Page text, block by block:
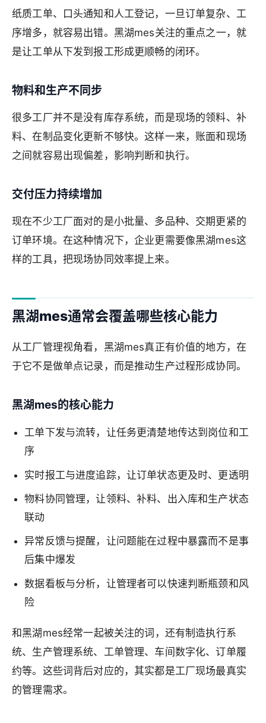
纸质工单、口头通知和人工登记，一旦订单复杂、工
序增多，就容易出错。黑湖mes关注的重点之一，就
是让工单从下发到报工形成更顺畅的闭环。
物料和生产不同步
很多工厂并不是没有库存系统，而是现场的领料、补
料、在制品变化更新不够快。这样一来，账面和现场
之间就容易出现偏差，影响判断和执行。
交付压力持续增加
现在不少工厂面对的是小批量、多品种、交期更紧的
订单环境。在这种情况下，企业更需要像黑湖mes这
样的工具，把现场协同效率提上来。
黑湖mes通常会覆盖哪些核心能力
从工厂管理视角看，黑湖mes真正有价值的地方，在
于它不是做单点记录，而是推动生产过程形成协同。
黑湖mes的核心能力
工单下发与流转，让任务更清楚地传达到岗位和工
序
实时报工与进度追踪，让订单状态更及时、更透明
物料协同管理，让领料、补料、出入库和生产状态
联动
异常反馈与提醒，让问题能在过程中暴露而不是事
后集中爆发
数据看板与分析，让管理者可以快速判断瓶颈和风
险
和黑湖mes经常一起被关注的词，还有制造执行系
统、生产管理系统、工单管理、车间数字化、订单履
约等。这些词背后对应的，其实都是工厂现场最真实
的管理需求。